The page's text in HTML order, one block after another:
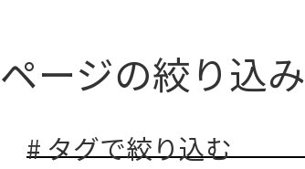
ページの絞り込み
# タグで絞り込む